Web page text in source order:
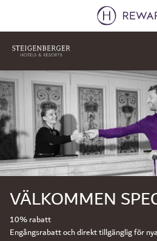
Bild 1 av 1
VÄLKOMMEN
10% rabatt
Engångsrabatt och direkt tillgänglig för